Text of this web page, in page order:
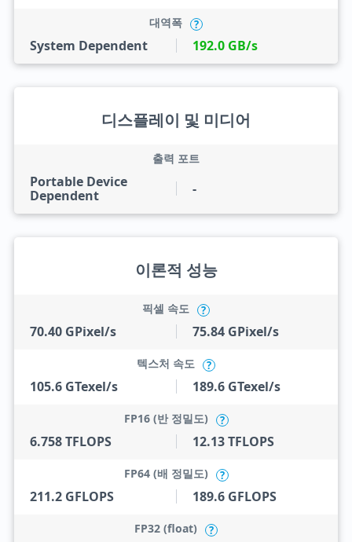
System Dependent
대역폭 ?
192.0 GB/s
디스플레이 및 미디어
Portable Device
Dependent
출력 포트
-
이론적 성능
70.40 GPixel/s
픽셀 속도 ?
75.84 GPixel/s
105.6 GTexel/s
텍스처 속도 ?
189.6 GTexel/s
6.758 TFLOPS
FP16 (반 정밀도) ?
12.13 TFLOPS
211.2 GFLOPS
FP64 (배 정밀도) ?
189.6 GFLOPS
FP32 (float) ?